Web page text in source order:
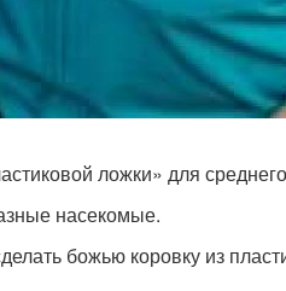
ложки» для
насекомые.
божью коровку из